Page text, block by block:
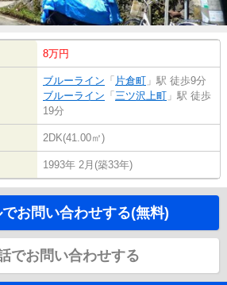
8万円
ブルーライン 「 片倉町 」駅 徒歩9分
ブルーライン 「 三ツ沢上町 」駅 徒歩
19分
2DK(41.00㎡)
1993年 2月(築33年)
お問い合わせする(無料)
でお問い合わせする